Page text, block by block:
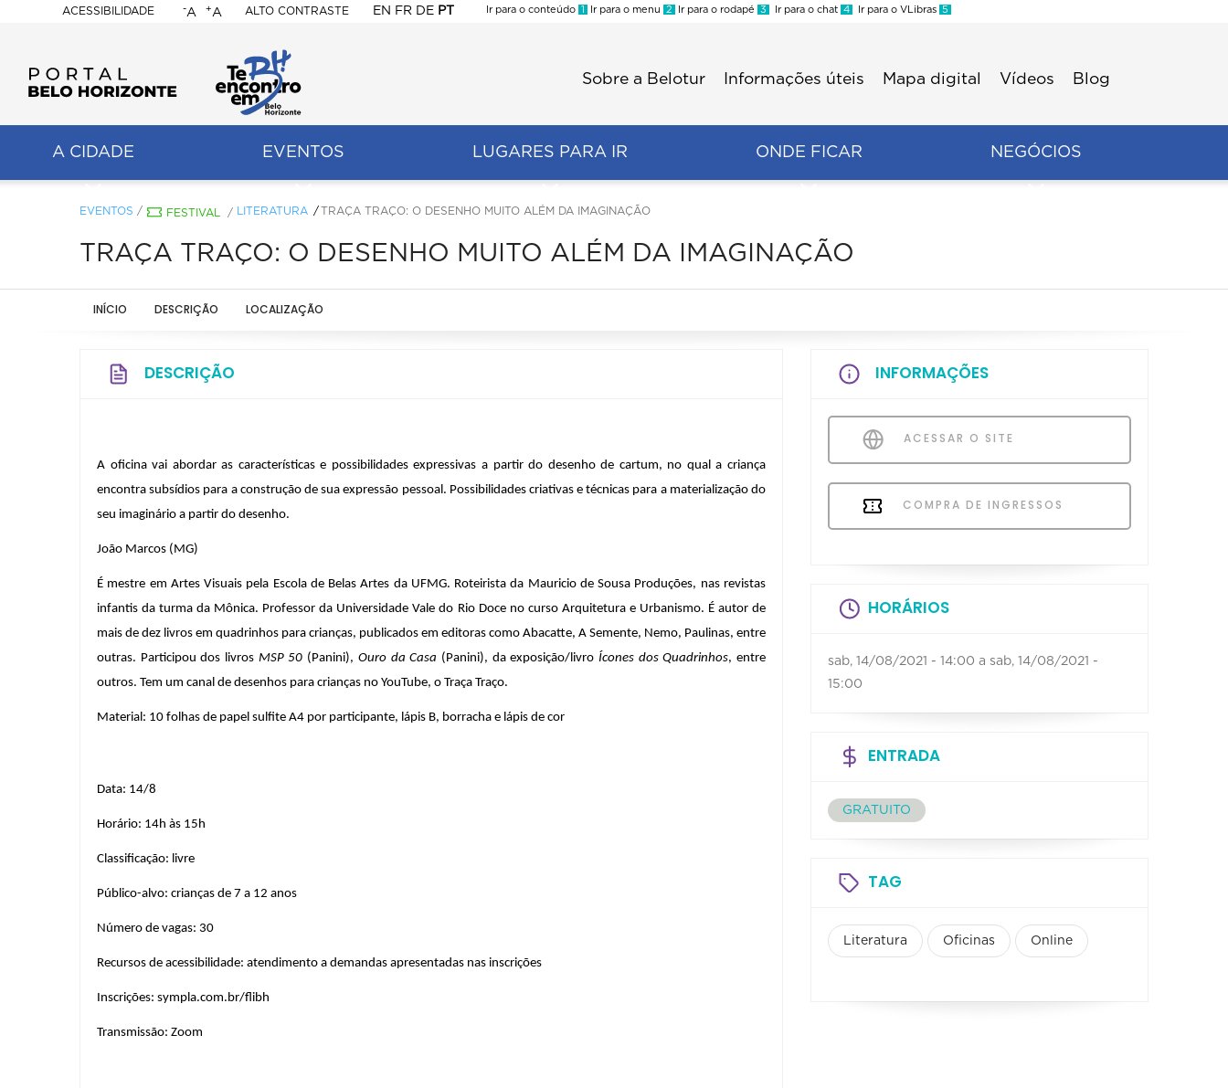
ACESSIBILIDADE
BELO
HORIZONTE
-A +A ALTO CONTRASTE EN FR DE PT
Ir para o conteúdo 1 Ir para o menu 2 Ir para o rodapé 3 Ir para o chat 4 Ir para o VLibras 5
Sobre a Belotur Informações úteis Mapa digital Vídeos Blog
A CIDADE EVENTOS LUGARES PARA IR ONDE FICAR NEGÓCIOS
EVENTOS / FESTIVAL / LITERATURA TRAÇA TRAÇO: O DESENHO MUITO ALÉM DA IMAGINAÇÃO
TRAÇA TRAÇO: O DESENHO MUITO ALÉM DA IMAGINAÇÃO
INÍCIO DESCRIÇÃO LOCALIZAÇÃO
DESCRIÇÃO
A oficina vai abordar as características e possibilidades expressivas a partir do desenho de cartum, no qual a criança
encontra subsídios para a construção de sua expressão pessoal. Possibilidades criativas e técnicas para a materialização do
seu imaginário a partir do desenho.
João Marcos (MG)
É mestre em Artes Visuais pela Escola de Belas Artes da UFMG. Roteirista da Mauricio de Sousa Produções, nas revistas
infantis da turma da Mônica. Professor da Universidade Vale do Rio Doce no curso Arquitetura e Urbanismo. É autor de
mais de dez livros em quadrinhos para crianças, publicados em editoras como Abacatte, A Semente, Nemo, Paulinas, entre
outras. Participou dos livros MSP 50 (Panini), Ouro da Casa (Panini), da exposição/livro Ícones dos Quadrinhos, entre
outros. Tem um canal de desenhos para crianças no YouTube, o Traça Traço.
Material: 10 folhas de papel sulfite A4 por participante, lápis B, borracha e lápis de cor
Data: 14/8
Horário: 14h às 15h
Classificação: livre
Público-alvo: crianças de 7 a 12 anos
Número de vagas: 30
Recursos de acessibilidade: atendimento a demandas apresentadas nas inscrições
Inscrições: sympla.com.br/flibh
Transmissão: Zoom
INFORMAÇÕES
ACESSAR O SITE
COMPRA DE INGRESSOS
HORÁRIOS
sab, 14/08/2021 - 14:00 a sab, 14/08/2021 -
15:00
ENTRADA
GRATUITO
TAG
Literatura Oficinas Online